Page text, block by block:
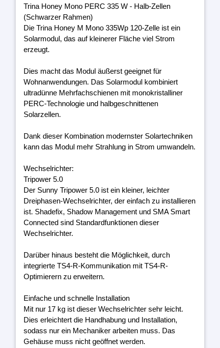
Trina Honey Mono PERC 335 W - Halb-Zellen
(Schwarzer Rahmen)
Die Trina Honey M Mono 335Wp 120-Zelle ist ein
Solarmodul, das auf kleinerer Fläche viel Strom
erzeugt.
Dies macht das Modul äußerst geeignet für
Wohnanwendungen. Das Solarmodul kombiniert
ultradünne Mehrfachschienen mit monokristalliner
PERC-Technologie und halbgeschnittenen
Solarzellen.
Dank dieser Kombination modernster Solartechniken
kann das Modul mehr Strahlung in Strom umwandeln.
Wechselrichter:
Tripower 5.0
Der Sunny Tripower 5.0 ist ein kleiner, leichter
Dreiphasen-Wechselrichter, der einfach zu installieren
ist. Shadefix, Shadow Management und SMA Smart
Connected sind Standardfunktionen dieser
Wechselrichter.
Darüber hinaus besteht die Möglichkeit, durch
integrierte TS4-R-Kommunikation mit TS4-R-
Optimierern zu erweitern.
Einfache und schnelle Installation
Mit nur 17 kg ist dieser Wechselrichter sehr leicht.
Dies erleichtert die Handhabung und Installation,
sodass nur ein Mechaniker arbeiten muss. Das
Gehäuse muss nicht geöffnet werden.